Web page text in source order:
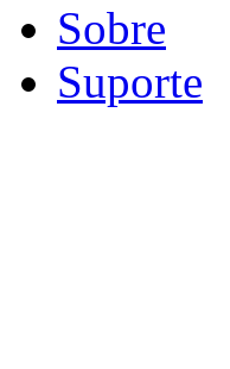
Sobre
Suporte